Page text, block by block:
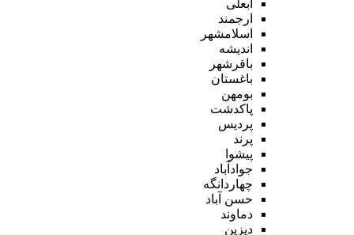
آبعلی
ارجمند
اسلامشهر
اندیشه
باقرشهر
باغستان
بومهن
پاکدشت
پردیس
پرند
پیشوا
جوادآباد
چهاردانگه
حسن آباد
دماوند
دیزین